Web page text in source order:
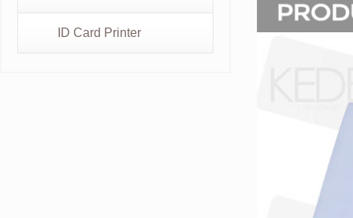
ID Card Printer